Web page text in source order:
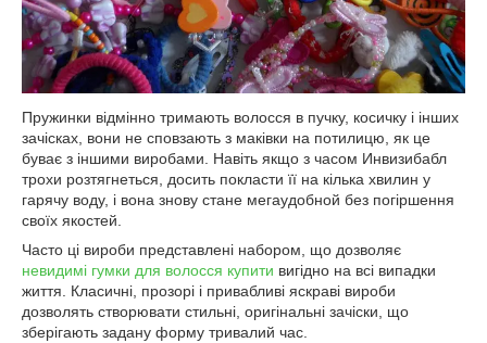
Пружинки відмінно тримають волосся в пучку, косичку і інших
зачісках, вони не сповзають з маківки на потилицю, як це
буває з іншими виробами. Навіть якщо з часом Инвизибабл
трохи розтягнеться, досить покласти її на кілька хвилин у
гарячу воду, і вона знову стане мегаудобной без погіршення
своїх якостей.
Часто ці вироби представлені набором, що дозволяє
невидимі гумки для волосся купити вигідно на всі випадки
життя. Класичні, прозорі і привабливі яскраві вироби
дозволять створювати стильні, оригінальні зачіски, що
зберігають задану форму тривалий час.